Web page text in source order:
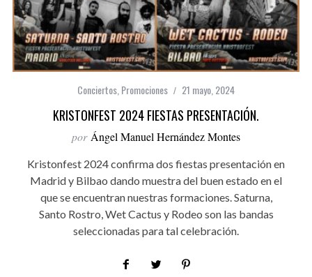
Conciertos Promociones 21 mayo, 2024
KRISTONFEST 2024 FIESTAS PRESENTACIÓN.
por Ángel Manuel Hernández Montes
Kristonfest 2024 confirma dos fiestas presentación en
Madrid y Bilbao dando muestra del buen estado en el
que se encuentran nuestras formaciones. Saturna,
Santo Rostro, Wet Cactus y Rodeo son las bandas
seleccionadas para tal celebración.